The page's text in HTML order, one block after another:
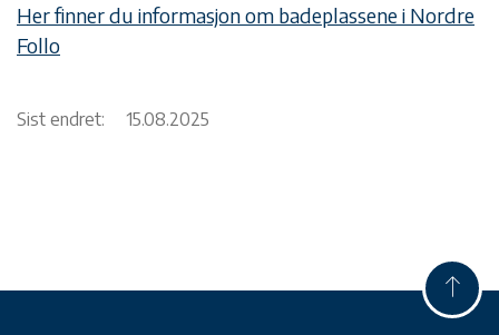
Her finner du informasjon om badeplassene i Nordre
Follo
Sist endret: 15.08.2025